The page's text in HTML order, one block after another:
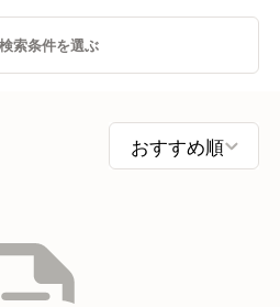
検索条件を選ぶ